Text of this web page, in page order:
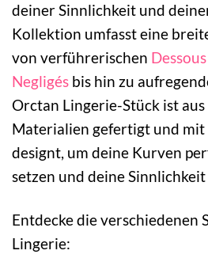
deiner Sinnlichkeit und
Kollektion umfasst eine
von verführerischen Dessous
Negligés bis hin zu
Orctan Lingerie-Stück ist
Materialien gefertigt und mit
designt, um deine Kurven
setzen und deine
Entdecke die verschiedenen
Lingerie: